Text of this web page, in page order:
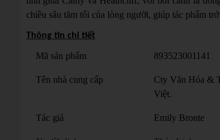
chiều sâu tăm tối của lòng người, giúp tác phẩm
Thông tin chi tiết
Mã sản phẩm 893523001141
Tên nhà cung cấp
Cty Văn Hóa &
Việt.
Tác giả Emily Bronte